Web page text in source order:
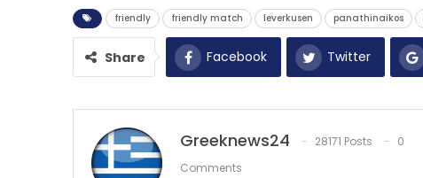
friendly friendly match leverkusen panathinaikos
Share Facebook Twitter
Greeknews24 28171 Posts
0
Comments